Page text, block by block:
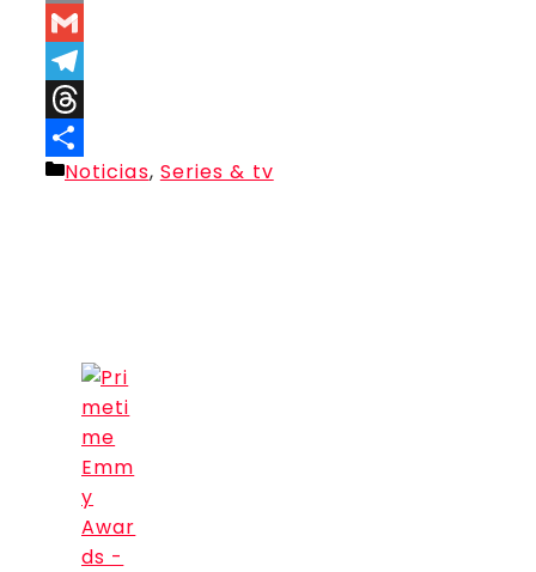
Copy
Link
Gmail
Telegram
Threads
Compartir
Categorías
Noticias, Series & tv